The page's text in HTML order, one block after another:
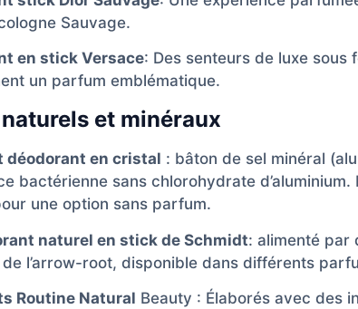
Sauvage.
en stick Versace: Des senteurs de luxe sous
un parfum emblématique.
et minéraux
déodorant en cristal : bâton de sel minéral
bactérienne sans chlorohydrate d’aluminium.
une option sans parfum.
naturel en stick de Schmidt: alimenté par
l’arrow-root, disponible dans différents
Routine Natural Beauty : Élaborés avec des